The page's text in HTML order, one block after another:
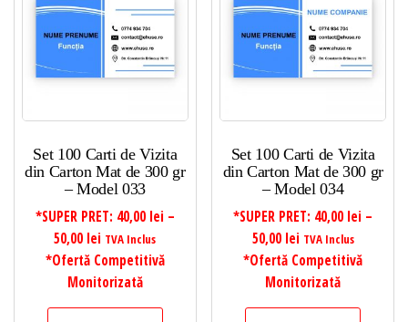
Set 100 Carti de Vizita
din Carton Mat de 300 gr
– Model 033
*SUPER PRET: 40,00 lei –
50,00 lei Interval
de
prețuri:
40,00 lei
TVA Inclus
*Ofertă Competitivă
Monitorizată
Acest
Set 100 Carti de Vizita
din Carton Mat de 300 gr
– Model 034
*SUPER PRET: 40,00 lei –
50,00 leiInterval
de
prețuri:
40,00 lei
TVA Inclus
*Ofertă Competitivă
Monitorizată
Acest